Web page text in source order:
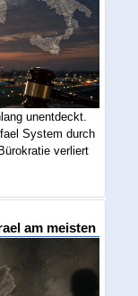
unentdeckt.
System durch
verliert
am meisten